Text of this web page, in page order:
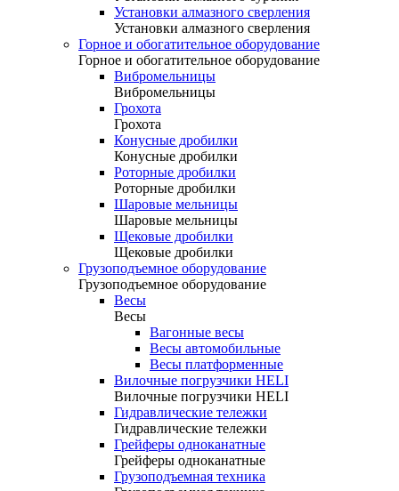
Установки алмазного сверления
Установки алмазного сверления
Горное и обогатительное оборудование
Горное и обогатительное оборудование
Вибромельницы
Вибромельницы
Грохота
Грохота
Конусные дробилки
Конусные дробилки
Роторные дробилки
Роторные дробилки
Шаровые мельницы
Шаровые мельницы
Щековые дробилки
Щековые дробилки
Грузоподъемное оборудование
Грузоподъемное оборудование
Весы
Весы
Вагонные весы
Весы автомобильные
Весы платформенные
Вилочные погрузчики HELI
Вилочные погрузчики HELI
Гидравлические тележки
Гидравлические тележки
Грейферы одноканатные
Грейферы одноканатные
Грузоподъемная техника